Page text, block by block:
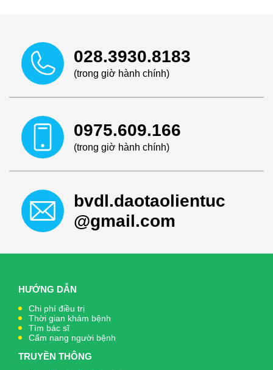
028.3930.8183
(trong giờ hành chính)
0975.609.166
(trong giờ hành chính)
bvdl.daotaolientuc
@gmail.com
HƯỚNG DẪN
Chi phí điều trị
Thời gian khám bệnh
Tìm bác sĩ
Cẩm nang người bệnh
TRUYỀN THÔNG